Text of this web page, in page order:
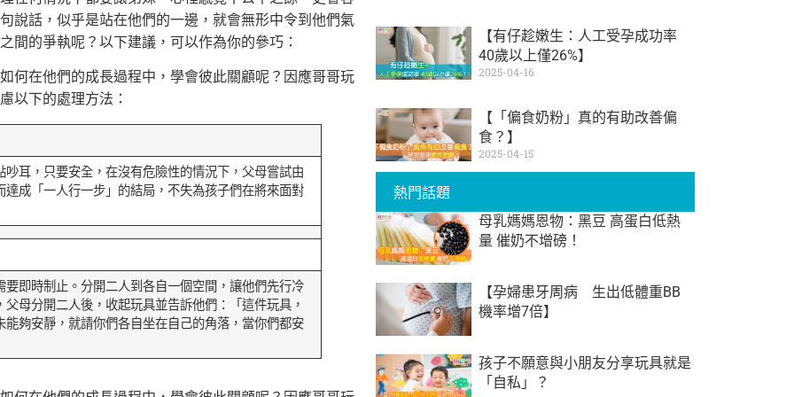
說話，似乎是站在他們的一邊，就會無形中令到他們氣
間的爭執呢？以下建議，可以作為你的參巧：
何在他們的成長過程中，學會彼此關顧呢？因應哥哥玩
以下的處理方法：
耳，只要安全，在沒有危險性的情況下，父母嘗試由
成「一人行一步」的結局，不失為孩子們在將來面對
即時制止。分開二人到各自一個空間，讓他們先行冷
母分開二人後，收起玩具並告訴他們：「這件玩具，
夠安靜，就請你們各自坐在自己的角落，當你們都安
【有仔趁嫩生：人工受孕成功率
40歲以上僅26%】
2025-04-16
【「偏食奶粉」真的有助改善偏
食？】
2025-04-15
熱門話題
母乳媽媽恩物：黑豆 高蛋白低熱
量 催奶不增磅！
【孕婦患牙周病 生出低體重BB
機率增7倍】
孩子不願意與小朋友分享玩具就是
「自私」？